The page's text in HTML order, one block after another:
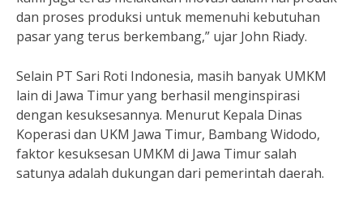
dan proses produksi untuk memenuhi kebutuhan
pasar yang terus berkembang,” ujar John Riady.
Selain PT Sari Roti Indonesia, masih banyak UMKM
lain di Jawa Timur yang berhasil menginspirasi
dengan kesuksesannya. Menurut Kepala Dinas
Koperasi dan UKM Jawa Timur, Bambang Widodo,
faktor kesuksesan UMKM di Jawa Timur salah
satunya adalah dukungan dari pemerintah daerah.